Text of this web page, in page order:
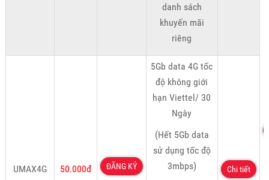
danh sách
khuyến mãi
riêng
UMAX4G 50.000đ ĐĂNG KÝ
5Gb data 4G tốc
độ không giới
hạn Viettel/ 30
Ngày
(Hết 5Gb data
sử dụng tốc độ
3mbps)
Chi tiết